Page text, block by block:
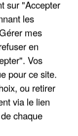
sur "Accepter
les
mes
en
Vos
pour ce site.
ou retirer
via le lien
chaque